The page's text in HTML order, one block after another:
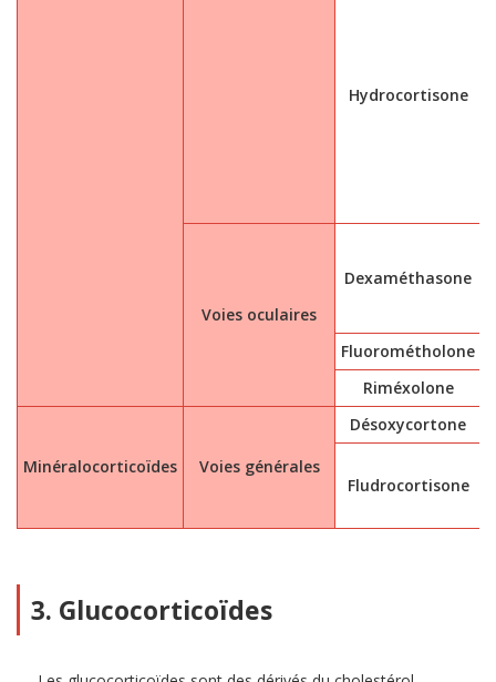
Hydrocortisone
Voies oculaires
Dexaméthasone
Fluorométholone
Riméxolone
Minéralocorticoïdes Voies générales
Désoxycortone
Fludrocortisone
3. Glucocorticoïdes